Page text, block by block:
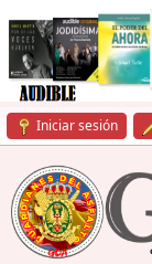
Iniciar sesión